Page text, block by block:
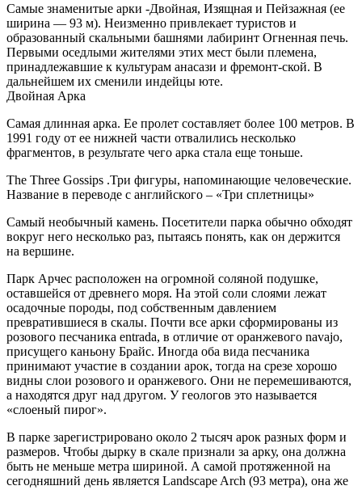
Самые знаменитые арки -Двойная, Изящная и Пейзажная (ее
ширина — 93 м). Неизменно привлекает туристов и
образованный скальными башнями лабиринт Огненная печь.
Первыми оседлыми жителями этих мест были племена,
принадлежавшие к культурам анасази и фремонт-ской. В
дальнейшем их сменили индейцы юте.
Двойная Арка
Самая длинная арка. Ее пролет составляет более 100 метров. В
1991 году от ее нижней части отвалились несколько
фрагментов, в результате чего арка стала еще тоньше.
The Three Gossips .Три фигуры, напоминающие человеческие.
Название в переводе с английского – «Три сплетницы»
Самый необычный камень. Посетители парка обычно обходят
вокруг него несколько раз, пытаясь понять, как он держится
на вершине.
Парк Арчес расположен на огромной соляной подушке,
оставшейся от древнего моря. На этой соли слоями лежат
осадочные породы, под собственным давлением
превратившиеся в скалы. Почти все арки сформированы из
розового песчаника entrada, в отличие от оранжевого navajo,
присущего каньону Брайс. Иногда оба вида песчаника
принимают участие в создании арок, тогда на срезе хорошо
видны слои розового и оранжевого. Они не перемешиваются,
а находятся друг над другом. У геологов это называется
«слоеный пирог».
В парке зарегистрировано около 2 тысяч арок разных форм и
размеров. Чтобы дырку в скале признали за арку, она должна
быть не меньше метра шириной. А самой протяженной на
сегодняшний день является Landscape Arch (93 метра), она же